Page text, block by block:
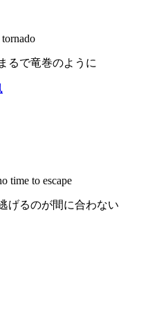
るで竜巻のように
time to escape
げるのが間に合わない